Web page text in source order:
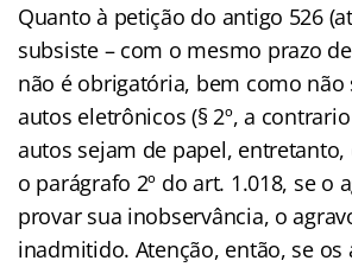
Quanto à petição do antigo 526
subsiste – com o mesmo prazo
não é obrigatória, bem como não
autos eletrônicos (§ 2º, a
autos sejam de papel, entretanto,
o parágrafo 2º do art. 1.018, se o
provar sua inobservância, o
inadmitido. Atenção, então, se os